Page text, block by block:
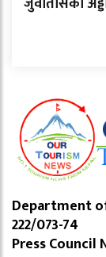
Department
222/073-74
Press Council